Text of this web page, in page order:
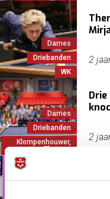
Dames
Driebanden
WK
2
Dames
Driebanden
Klompenhouwer,
Therese
2